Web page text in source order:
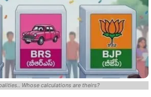
Whose calculations are theirs?